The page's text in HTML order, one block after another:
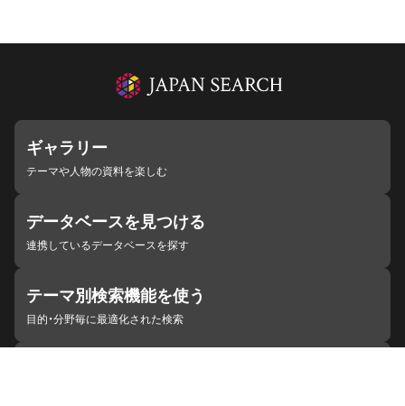
ギャラリー
テーマや人物の資料を楽しむ
データベースを見つける
連携しているデータベースを探す
テーマ別検索機能を使う
目的・分野毎に最適化された検索